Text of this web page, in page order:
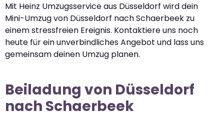
Mit Heinz Umzugsservice aus Düsseldorf wird dein
Mini-Umzug von Düsseldorf nach Schaerbeek zu
einem stressfreien Ereignis. Kontaktiere uns noch
heute für ein unverbindliches Angebot und lass uns
gemeinsam deinen Umzug planen.
Beiladung von Düsseldorf
nach Schaerbeek